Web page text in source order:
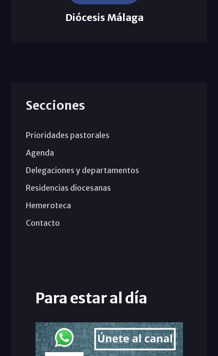
Diócesis Málaga
Secciones
Prioridades pastorales
Agenda
Delegaciones y departamentos
Residencias diocesanas
Hemeroteca
Contacto
Para estar al día